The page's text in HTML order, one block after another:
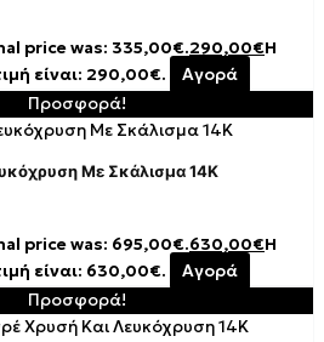
price was: 335,00€.290,00€Η
είναι: 290,00€.
Αγορά
Προσφορά!
Με Σκάλισμα 14Κ
price was: 695,00€.630,00€Η
είναι: 630,00€.
Αγορά
Προσφορά!